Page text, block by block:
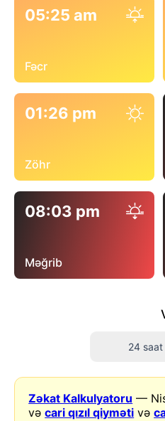
05:25 am
Fəcr
01:26 pm
Zöhr
08:03 pm
Məğrib
24 saat
Zəkat Kalkulyatoru —
vəcari qızıl qiyməti və